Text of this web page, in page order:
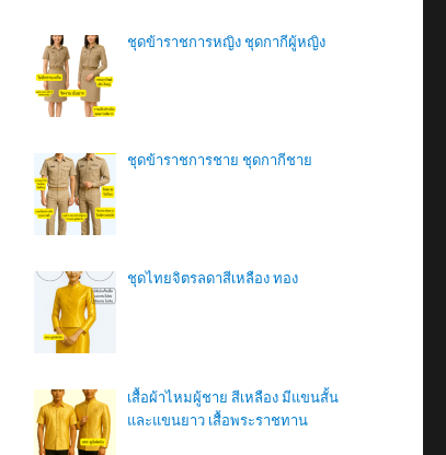
ชุดข้าราชการหญิง ชุดกากีผู้หญิง
ชุดข้าราชการชาย ชุดกากีชาย
ชุดไทยจิตรลดาสีเหลือง ทอง
เสื้อผ้าไหมผู้ชาย สีเหลือง มีแขนสั้น
และแขนยาว เสื้อพระราชทาน